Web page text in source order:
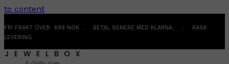
to content
FRI FRAKT OVER 699 NOK . BETAL SENERE MED KLARNA . RASK
LEVERING